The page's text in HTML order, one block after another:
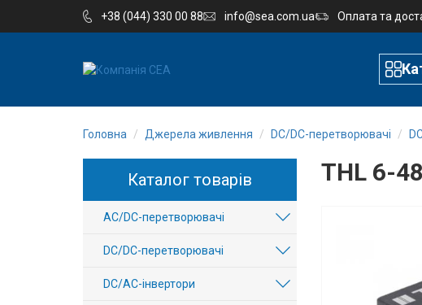
+38 (044) 330 00 88 info@sea.com.ua Оплата та
Компанія
Виробництво
Головна Джерела живлення DC/DC-перетворювачі
THL 6-
Каталог товарів
AC/DC-перетворювачі
DC/DC-перетворювачі
DC/AC-інвертори